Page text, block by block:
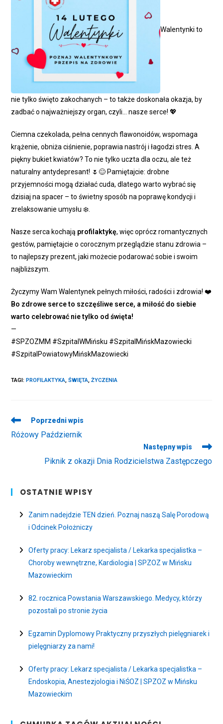
Walentynki to
nie tylko święto zakochanych – to także doskonała okazja, by
zadbać o najważniejszy organ, czyli… nasze serce!💖
Ciemna czekolada, pełna cennych flawonoidów, wspomaga
krążenie, obniża ciśnienie, poprawia nastrój i łagodzi stres. A
piękny bukiet kwiatów? To nie tylko uczta dla oczu, ale też
naturalny antydepresant! 🌷😊 Pamiętajcie: drobne
przyjemności mogą działać cuda, dlatego warto wybrać się
dzisiaj na spacer – to świetny sposób na poprawę kondycji i
zrelaksowanie umysłu ❄️
Nasze serca kochają profilaktykę, więc oprócz romantycznych
gestów, pamiętajcie o corocznym przeglądzie stanu zdrowia –
to najlepszy prezent, jaki możecie podarować sobie i swoim
najbliższym.
Życzymy Wam Walentynek pełnych miłości, radości i zdrowia!❤️
Bo zdrowe serce to szczęśliwe serce, a miłość do siebie
warto celebrować nie tylko od święta!
—
#SPZOZMM #SzpitalWMińsku #SzpitalMińskMazowiecki
#SzpitalPowiatowyMińskMazowiecki
TAGI:PROFILAKTYKA, ŚWIĘTA, ŻYCZENIA
Read
articles
Poprzedni wpis
Różowy Październik
Następny wpis
Piknik z okazji Dnia Rodzicielstwa Zastępczego
OSTATNIE WPISY
Zanim nadejdzie TEN dzień. Poznaj naszą Salę Porodową
i Odcinek Położniczy
Oferty pracy: Lekarz specjalista / Lekarka specjalistka –
Choroby wewnętrzne, Kardiologia | SPZOZ w Mińsku
Mazowieckim
82. rocznica Powstania Warszawskiego. Medycy, którzy
pozostali po stronie życia
Egzamin Dyplomowy Praktyczny przyszłych pielęgniarek i
pielęgniarzy za nami!
Oferty pracy: Lekarz specjalista / Lekarka specjalistka –
Endoskopia, Anestezjologia i NiŚOZ | SPZOZ w Mińsku
Mazowieckim